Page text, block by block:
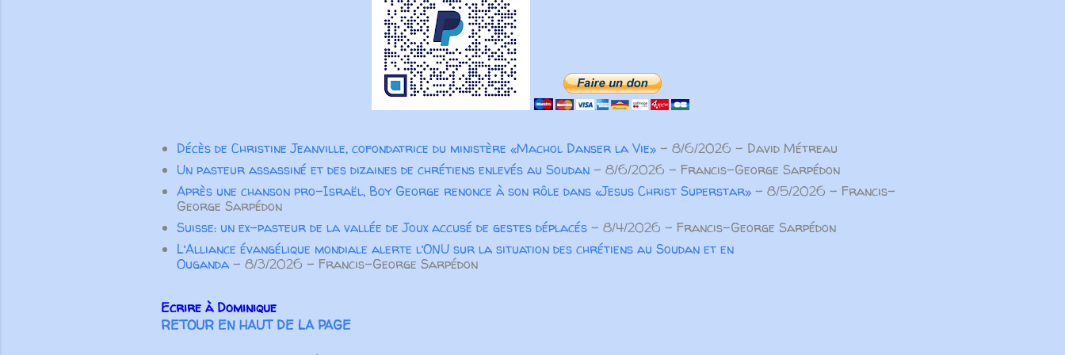
Décès de Christine Jeanville, cofondatrice du ministère «Machol Danser la Vie» - 8/6/2026 - David Métreau
Un pasteur assassiné et des dizaines de chrétiens enlevés au Soudan - 8/6/2026 - Francis-George Sarpédon
Après une chanson pro-Israël, Boy George renonce à son rôle dans «Jesus Christ Superstar» - 8/5/2026 - Francis-
George Sarpédon
Suisse: un ex-pasteur de la vallée de Joux accusé de gestes déplacés - 8/4/2026 - Francis-George Sarpédon
L’Alliance évangélique mondiale alerte l’ONU sur la situation des chrétiens au Soudan et en
Ouganda - 8/3/2026 - Francis-George Sarpédon
Ecrire à Dominique
RETOUR EN HAUT DE LA PAGE